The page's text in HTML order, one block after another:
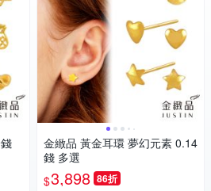
金緻品 黃金耳環 夢幻元素 0.14
錢 多選
$3,898 86折